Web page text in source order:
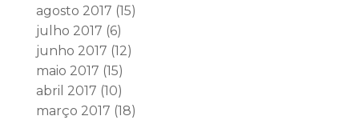
agosto 2017 (15)
julho 2017 (6)
junho 2017 (12)
maio 2017 (15)
abril 2017 (10)
março 2017 (18)